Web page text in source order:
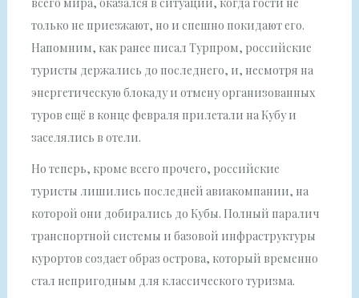
только не приезжают, но и спешно покидают его.
Напомним, как ранее писал Турпром, российские
туристы держались до последнего, и, несмотря на
энергетическую блокаду и отмену организованных
туров ещё в конце февраля прилетали на Кубу и
заселялись в отели.
Но теперь, кроме всего прочего, российские
туристы лишились последней авиакомпании, на
которой они добирались до Кубы. Полный паралич
транспортной системы и базовой инфраструктуры
курортов создает образ острова, который временно
стал непригодным для классического туризма.